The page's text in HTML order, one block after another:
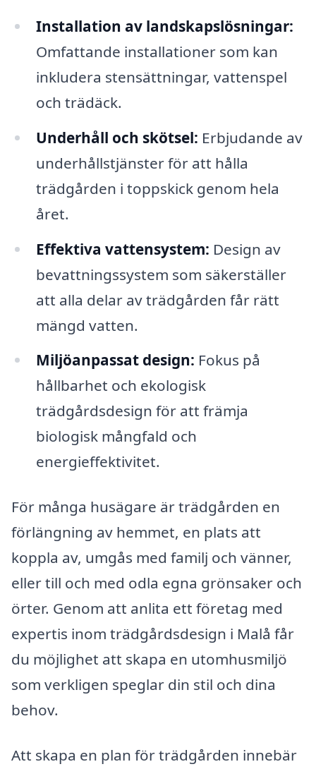
Installation av landskapslösningar:
Omfattande installationer som kan
inkludera stensättningar, vattenspel
och trädäck.
Underhåll och skötsel: Erbjudande av
underhållstjänster för att hålla
trädgården i toppskick genom hela
året.
Effektiva vattensystem: Design av
bevattningssystem som säkerställer
att alla delar av trädgården får rätt
mängd vatten.
Miljöanpassat design: Fokus på
hållbarhet och ekologisk
trädgårdsdesign för att främja
biologisk mångfald och
energieffektivitet.
För många husägare är trädgården en
förlängning av hemmet, en plats att
koppla av, umgås med familj och vänner,
eller till och med odla egna grönsaker och
örter. Genom att anlita ett företag med
expertis inom trädgårdsdesign i Malå får
du möjlighet att skapa en utomhusmiljö
som verkligen speglar din stil och dina
behov.
Att skapa en plan för trädgården innebär